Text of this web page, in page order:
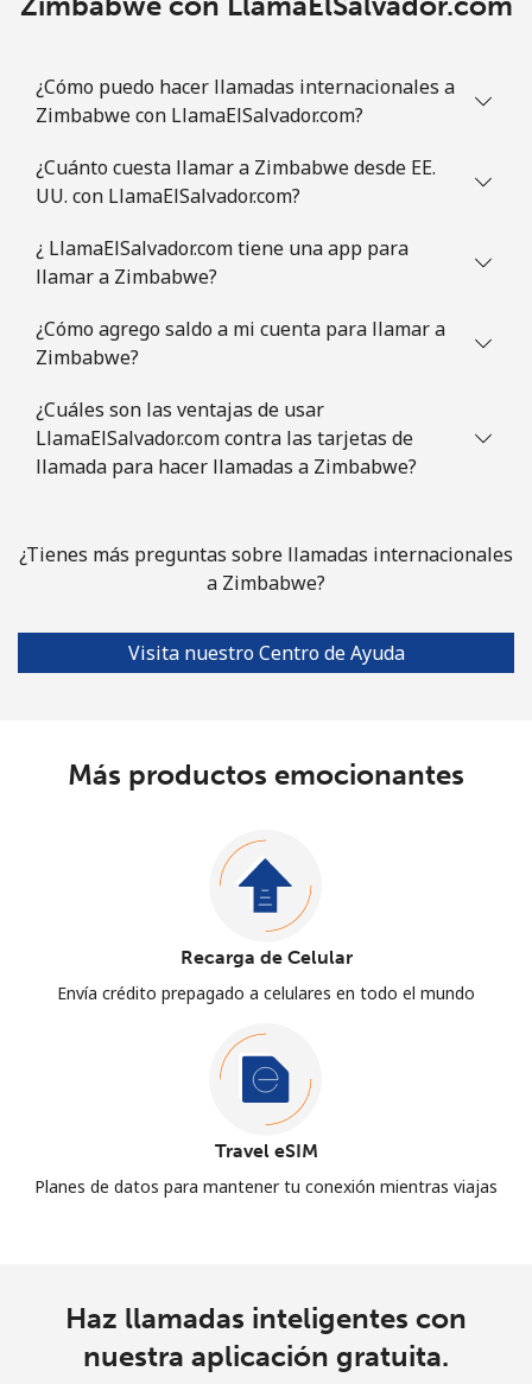
¿Cómo puedo hacer llamadas internacionales a
Zimbabwe con LlamaElSalvador.com?
¿Cuánto cuesta llamar a Zimbabwe desde EE.
UU. con LlamaElSalvador.com?
¿ LlamaElSalvador.com tiene una app para
llamar a Zimbabwe?
¿Cómo agrego saldo a mi cuenta para llamar a
Zimbabwe?
¿Cuáles son las ventajas de usar
LlamaElSalvador.com contra las tarjetas de
llamada para hacer llamadas a Zimbabwe?
¿Tienes más preguntas sobre llamadas internacionales
a Zimbabwe?
Visita nuestro Centro de Ayuda
Más productos emocionantes
Recarga de Celular
Envía crédito prepagado a celulares en todo el mundo
Travel eSIM
Planes de datos para mantener tu conexión mientras viajas
Haz llamadas inteligentes con
nuestra aplicación gratuita.